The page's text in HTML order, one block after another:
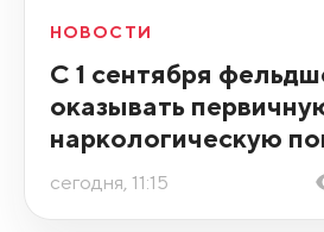
НОВОСТИ
С 1 сентября
оказывать
наркологическую
сегодня, 11:15